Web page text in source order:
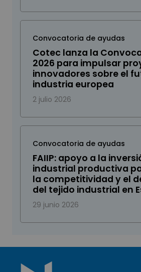
Convocatoria de ayudas
Cotec lanza la
2026 para impulsar
innovadores sobre el
industria europea
2 julio 2026
Convocatoria de ayudas
FAIIP: apoyo a la
industrial productiva
la competitividad y el
del tejido industrial en
29 junio 2026